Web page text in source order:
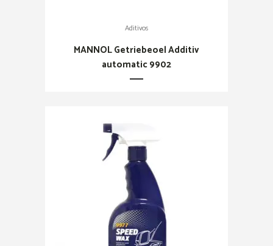
Aditivos
MANNOL Getriebeoel Additiv
automatic 9902